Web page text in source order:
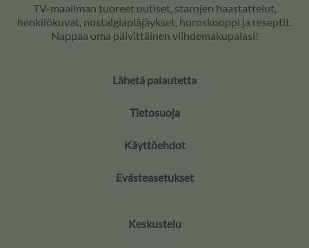
TV-maailman tuoreet uutiset, starojen haastattelut,
henkilökuvat, nostalgiapläjäykset, horoskooppi ja reseptit.
Nappaa oma päivittäinen viihdemakupalasi!
Lähetä palautetta
Tietosuoja
Käyttöehdot
Evästeasetukset
Keskustelu